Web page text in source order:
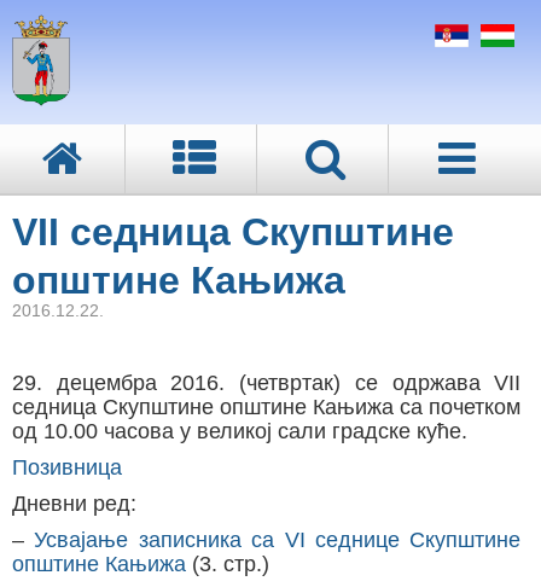
VII седница Скупштине
општине Кањижа
2016.12.22.
29. децембра 2016. (четвртак) се одржава VII
седница Скупштине општине Кањижа са почетком
од 10.00 часова у великој сали градске куће.
Позивница
Дневни ред:
–Усвајање записника са VI седнице Скупштине
општине Кањижа (3. стр.)